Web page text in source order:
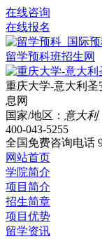
在线咨询
在线报名
重庆大学-意大利圣
息网
国家/地区： 意大
400-043-5255
全国免费咨询电话
网站首页
学院简介
项目简介
招生简章
项目优势
留学资讯